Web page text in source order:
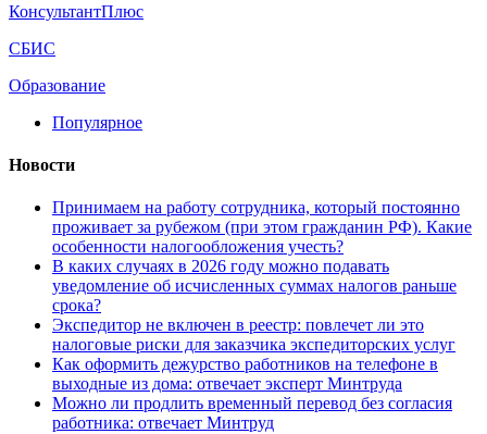
КонсультантПлюс
СБИС
Образование
Популярное
Новости
Принимаем на работу сотрудника, который постоянно
проживает за рубежом (при этом гражданин РФ). Какие
особенности налогообложения учесть?
В каких случаях в 2026 году можно подавать
уведомление об исчисленных суммах налогов раньше
срока?
Экспедитор не включен в реестр: повлечет ли это
налоговые риски для заказчика экспедиторских услуг
Как оформить дежурство работников на телефоне в
выходные из дома: отвечает эксперт Минтруда
Можно ли продлить временный перевод без согласия
работника: отвечает Минтруд